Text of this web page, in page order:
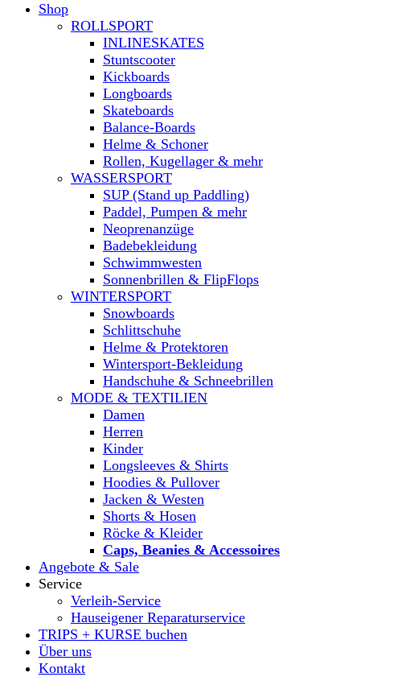
Shop
ROLLSPORT
INLINESKATES
Stuntscooter
Kickboards
Longboards
Skateboards
Balance-Boards
Helme & Schoner
Rollen, Kugellager & mehr
WASSERSPORT
SUP (Stand up Paddling)
Paddel, Pumpen & mehr
Neoprenanzüge
Badebekleidung
Schwimmwesten
Sonnenbrillen & FlipFlops
WINTERSPORT
Snowboards
Schlittschuhe
Helme & Protektoren
Wintersport-Bekleidung
Handschuhe & Schneebrillen
MODE & TEXTILIEN
Damen
Herren
Kinder
Longsleeves & Shirts
Hoodies & Pullover
Jacken & Westen
Shorts & Hosen
Röcke & Kleider
Caps, Beanies & Accessoires
Angebote & Sale
Service
Verleih-Service
Hauseigener Reparaturservice
TRIPS + KURSE buchen
Über uns
Kontakt